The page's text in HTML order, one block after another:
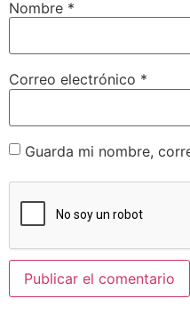
Nombre *
Correo electrónico *
Guarda mi nombre,